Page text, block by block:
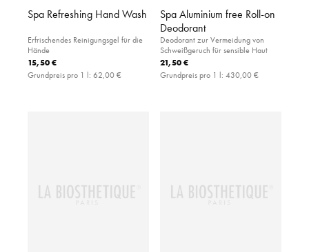
Spa Refreshing Hand Wash
Erfrischendes Reinigungsgel für die
Hände
15,50 €
Grundpreis pro 1 l: 62,00 €
Spa Aluminium free Roll-on
Deodorant
Deodorant zur Vermeidung von
Schweißgeruch für sensible Haut
21,50 €
Grundpreis pro 1 l: 430,00 €